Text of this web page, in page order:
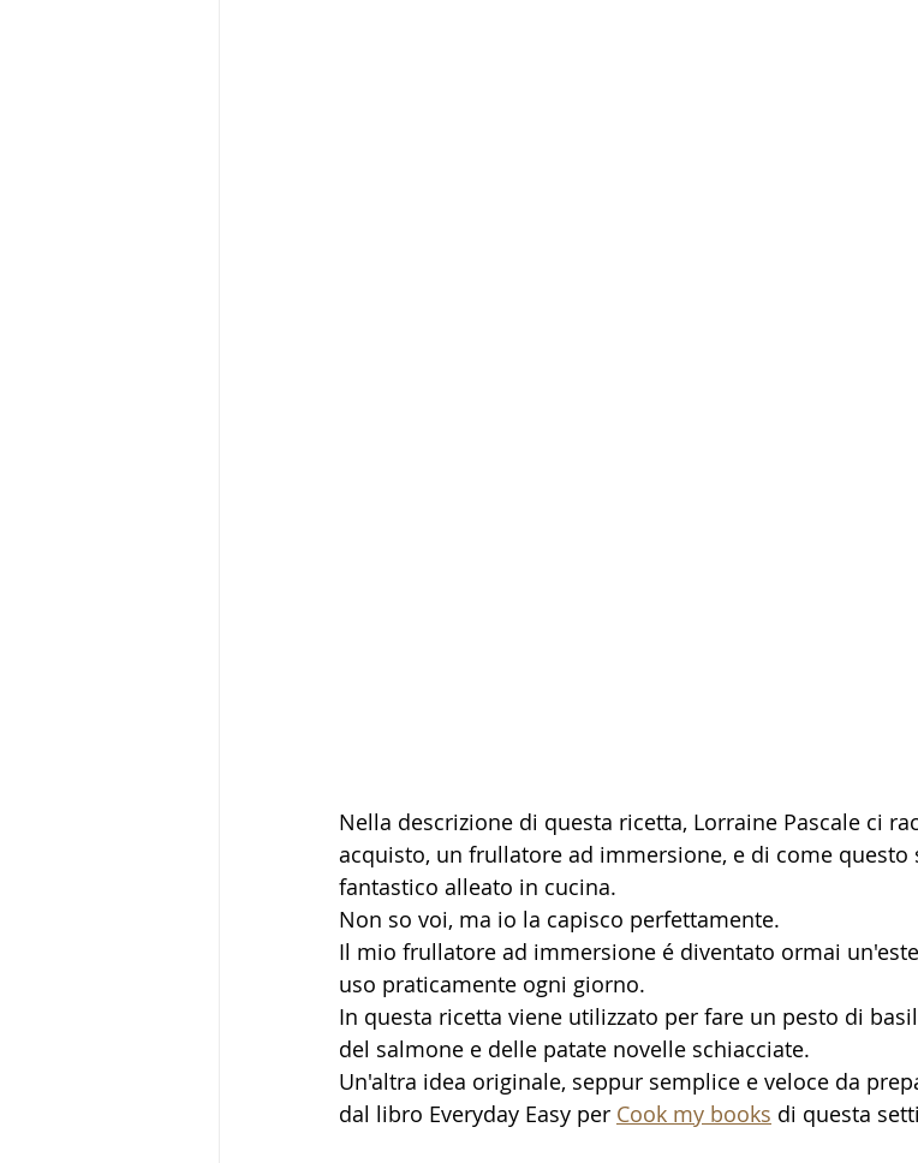
Nella descrizione di questa ricetta, Lorraine Pascale ci
acquisto, un frullatore ad immersione, e di come
fantastico alleato in cucina.
Non so voi, ma io la capisco perfettamente.
Il mio frullatore ad immersione é diventato ormai
uso praticamente ogni giorno.
In questa ricetta viene utilizzato per fare un pesto di
del salmone e delle patate novelle schiacciate.
Un'altra idea originale, seppur semplice e veloce da
dal libro Everyday Easy per Cook my books di questa